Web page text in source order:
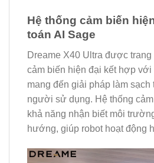
Hệ thống cảm biến
toán AI Sage
Dreame X40 Ultra được
cảm biến hiện đại kết hợp với
mang đến giải pháp làm sạch
người sử dụng. Hệ thống
khả năng nhận biết môi
hướng, giúp robot hoạt động